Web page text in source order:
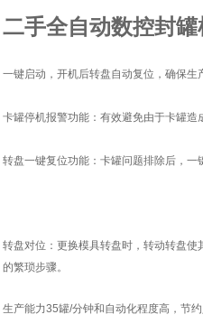
二手全自动数控封罐
一键启动，开机后转盘自动复位，确保生
卡罐停机报警功能：有效避免由于卡罐造
转盘一键复位功能：卡罐问题排除后，一
转盘对位：更换模具转盘时，转动转盘
的繁琐步骤。
生产能力35罐/分钟和自动化程度高，节